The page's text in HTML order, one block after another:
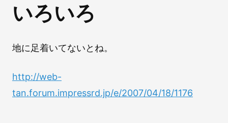
いろいろ
地に足着いてないとね。
http://web-
tan.forum.impressrd.jp/e/2007/04/18/1176